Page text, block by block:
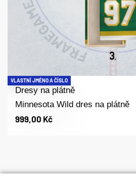
VLASTNÍ JMÉNO A ČÍSLO
Dresy na plátně
Minnesota Wild dres na plátně
999,00 Kč